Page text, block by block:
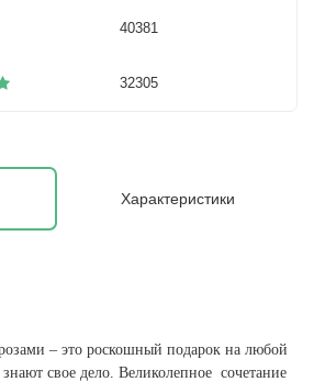
40381
32305
Характеристики
– это роскошный подарок на любой
свое дело. Великолепное сочетание